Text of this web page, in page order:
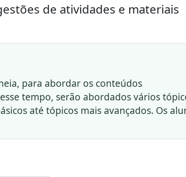
de atividades e materiais
para abordar os conteúdos
tempo, serão abordados vários
até tópicos mais avançados. Os